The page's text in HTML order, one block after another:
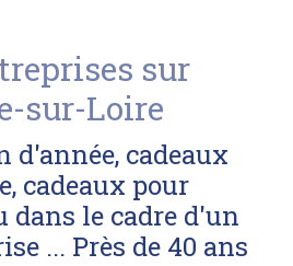
sur
sur-Loire
d'année, cadeaux
cadeaux pour
dans le cadre d'un
... Près de 40 ans